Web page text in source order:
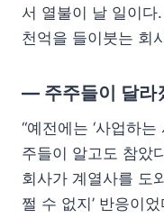
서 열불이 날 일이다
천억을 들이붓는 회
— 주주들이 달라
“예전에는 ‘사업하
주들이 알고도 참았
회사가 계열사를 도
쩔 수 없지’ 반응이